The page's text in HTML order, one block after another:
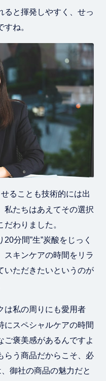
ると揮発しやすく、せっ
ね。
ることも技術的には出
私たちはあえてその選択
わりました。
分間”生”炭酸をじっく
スキンケアの時間をリラ
いただきたいというのが
は私の周りにも愛用者
にスペシャルケアの時間
ご褒美感があるんですよ
らう商品だからこそ、必
御社の商品の魅力だと